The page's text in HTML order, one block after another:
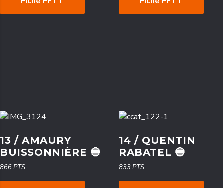
13 / AMAURY
BUISSONNIÈRE 🔵
866 PTS
14 / QUENTIN
RABATEL 🔵
833 PTS